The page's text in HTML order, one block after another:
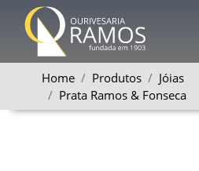
Home Produtos
Jóias
Prata Ramos & Fonseca